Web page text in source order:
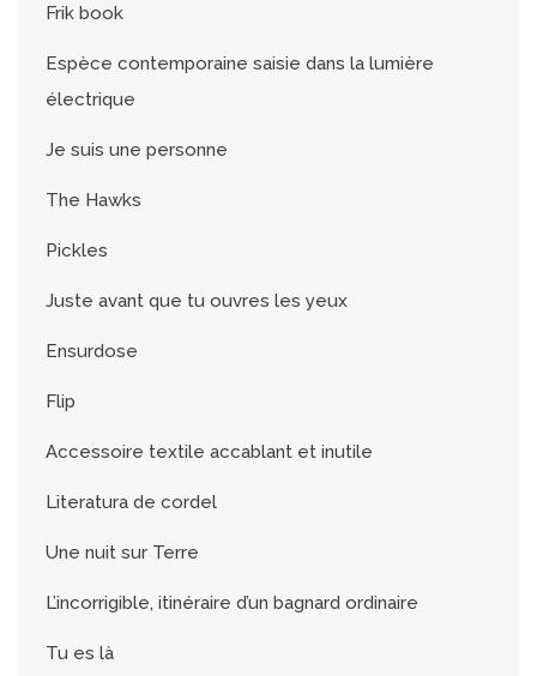
Frik book
Espèce contemporaine saisie dans la lumière
électrique
Je suis une personne
The Hawks
Pickles
Juste avant que tu ouvres les yeux
Ensurdose
Flip
Accessoire textile accablant et inutile
Literatura de cordel
Une nuit sur Terre
L’incorrigible, itinéraire d’un bagnard ordinaire
Tu es là